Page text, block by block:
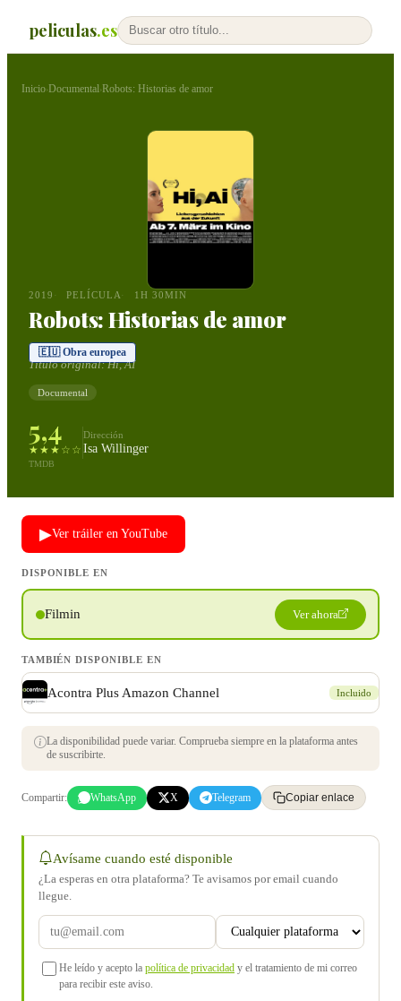
peliculas.es
Inicio›Documental›Robots: Historias de amor
2019 PELÍCULA 1H 30MIN
Robots: Historias de amor
🇪🇺 Obra europea
Título original:Hi, AI
Documental
5,4
★★★☆☆
TMDB
Dirección
Isa Willinger
▶Ver tráiler en YouTube
DISPONIBLE EN
Filmin Ver ahora
TAMBIÉN DISPONIBLE EN
Acontra Plus Amazon Channel Incluido
La disponibilidad puede variar. Comprueba siempre en la plataforma antes
de suscribirte.
Compartir: WhatsApp X Telegram Copiar enlace
Avísame cuando esté disponible
¿La esperas en otra plataforma? Te avisamos por email cuando
llegue.
He leído y acepto la política de privacidad y el tratamiento de mi correo
para recibir este aviso.